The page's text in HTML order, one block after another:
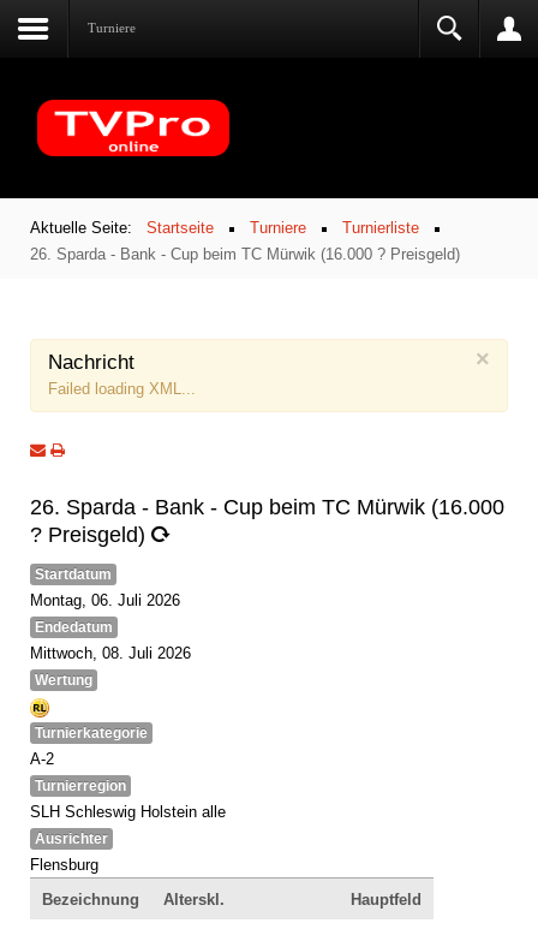
Turniere
Aktuelle Seite: Startseite Turniere
Turnierliste
26. Sparda - Bank - Cup beim TC Mürwik (16.000 ? Preisgeld)
×
Nachricht
Failed loading XML...
26. Sparda - Bank - Cup beim TC Mürwik (16.000
? Preisgeld)
Startdatum
Montag, 06. Juli 2026
Endedatum
Mittwoch, 08. Juli 2026
Wertung
Turnierkategorie
A-2
Turnierregion
SLH Schleswig Holstein alle
Ausrichter
Flensburg
Bezeichnung
Alterskl. Hauptfeld